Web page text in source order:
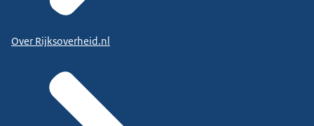
Over Rijksoverheid.nl